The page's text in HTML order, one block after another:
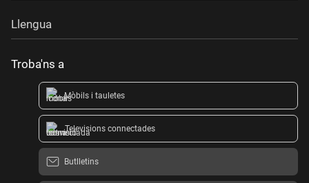
Llengua
Troba'ns a
Mòbils i tauletes
Televisions connectades
Butlletins